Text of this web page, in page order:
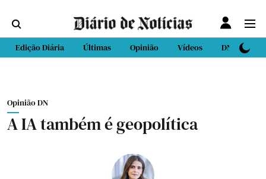
Edição Diária Últimas Opinião Vídeos DN Sport
Opinião DN
A IA também é geopolítica